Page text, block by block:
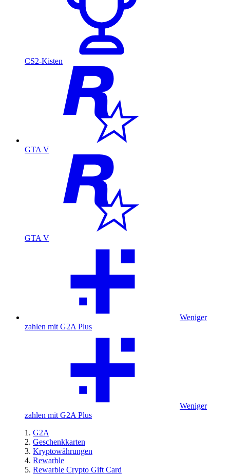
CS2-Kisten
GTA V
GTA V
Weniger
zahlen mit G2A Plus
Weniger
zahlen mit G2A Plus
G2A
Geschenkkarten
Kryptowährungen
Rewarble
Rewarble Crypto Gift Card